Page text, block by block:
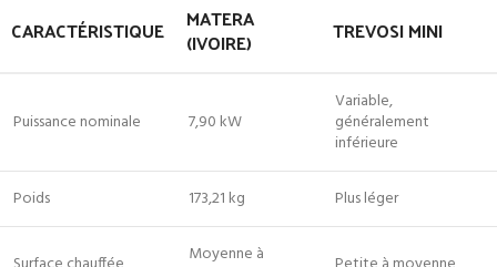
CARACTÉRISTIQUE MATERA
(IVOIRE) TREVOSI MINI
Puissance nominale 7,90 kW
Variable,
généralement
inférieure
Poids 173,21 kg Plus léger
Moyenne à